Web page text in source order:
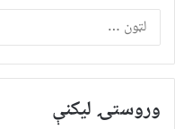
وروستۍ ليکنې